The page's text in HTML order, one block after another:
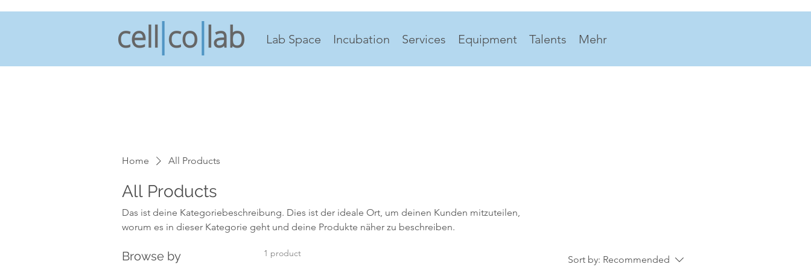
Lab Space Incubation Services Equipment Talents Mehr
Home All Products
All Products
Das ist deine Kategoriebeschreibung. Dies ist der ideale Ort, um deinen Kunden mitzuteilen,
worum es in dieser Kategorie geht und deine Produkte näher zu beschreiben.
Browse by 1 product
Sort by: Recommended